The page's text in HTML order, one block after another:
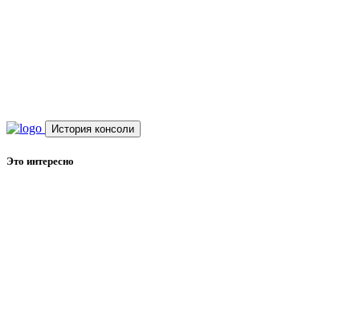
История консоли
Это интересно